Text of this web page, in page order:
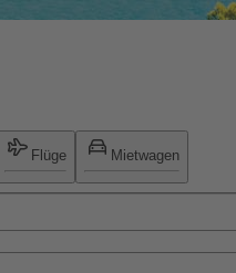
Flüge Mietwagen